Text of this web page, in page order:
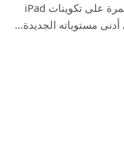
الانضمام إلى سلسلة من الصفقات المستمرة على تكوينات iPad